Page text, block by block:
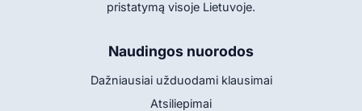
pristatymą visoje Lietuvoje.
Naudingos nuorodos
Dažniausiai užduodami klausimai
Atsiliepimai